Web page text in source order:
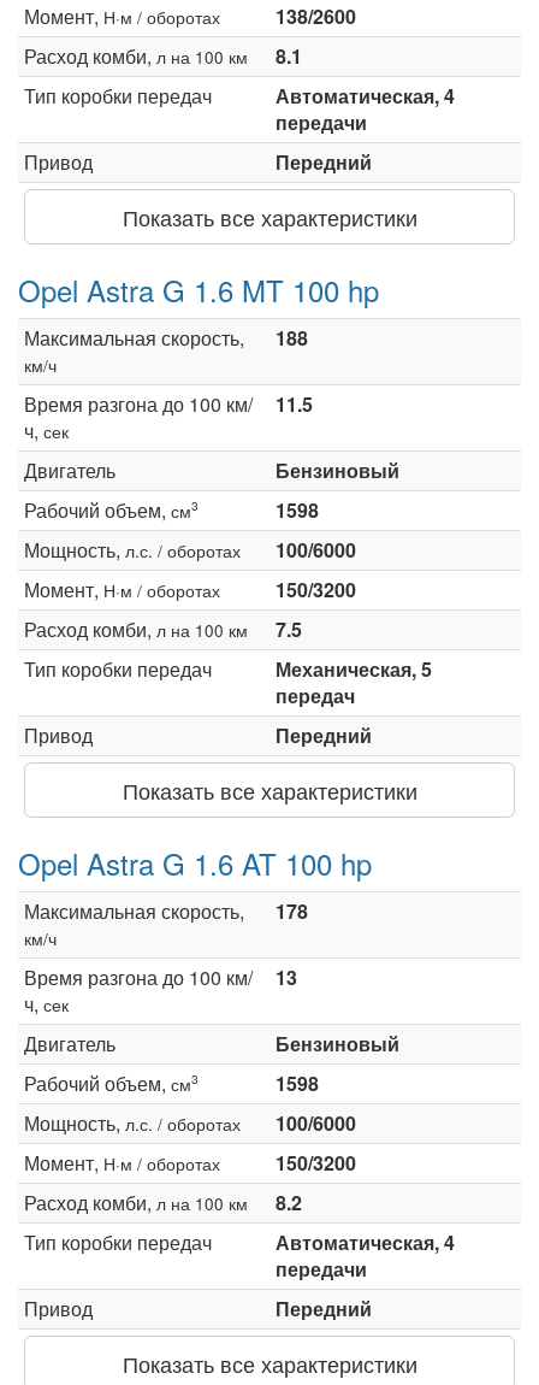
Момент, Н·м / оборотах
138/2600
Расход комби, л на 100 км
8.1
Тип коробки передач
Автоматическая, 4
передачи
Привод
Передний
Показать все характеристики
Opel Astra G 1.6 MT 100 hp
Максимальная скорость,
км/ч
188
Время разгона до 100 км/
ч, сек
11.5
Двигатель
Бензиновый
Рабочий объем, см3
1598
Мощность, л.с. / оборотах
100/6000
Момент, Н·м / оборотах
150/3200
Расход комби, л на 100 км
7.5
Тип коробки передач
Механическая, 5
передач
Привод
Передний
Показать все характеристики
Opel Astra G 1.6 AT 100 hp
Максимальная скорость,
км/ч
178
Время разгона до 100 км/
ч, сек
13
Двигатель
Бензиновый
Рабочий объем, см3
1598
Мощность, л.с. / оборотах
100/6000
Момент, Н·м / оборотах
150/3200
Расход комби, л на 100 км
8.2
Тип коробки передач
Автоматическая, 4
передачи
Привод
Передний
Показать все характеристики